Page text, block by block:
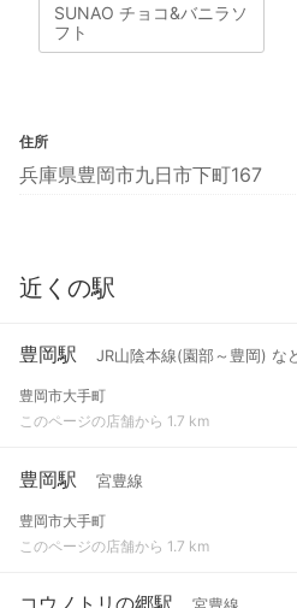
SUNAO チョコ&バニラソ
フト
住所
兵庫県豊岡市九日市下町167
近くの駅
豊岡駅 JR山陰本線(園部～豊岡) な
豊岡市大手町
このページの店舗から 1.7 km
豊岡駅 宮豊線
豊岡市大手町
このページの店舗から 1.7 km
コウノトリの郷駅